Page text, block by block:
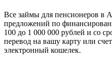
Все займы для пенсионеров в
предложений по
100 до 1 000 000 рублей и со
перевод на вашу карту или
электронный кошелек.